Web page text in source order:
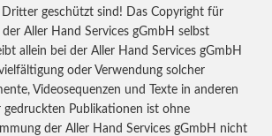
geschützt sind! Das Copyright für
Aller Hand Services gGmbH selbst
allein bei der Aller Hand Services gGmbH
oder Verwendung solcher
Videosequenzen und Texte in anderen
gedruckten Publikationen ist ohne
der Aller Hand Services gGmbH nicht